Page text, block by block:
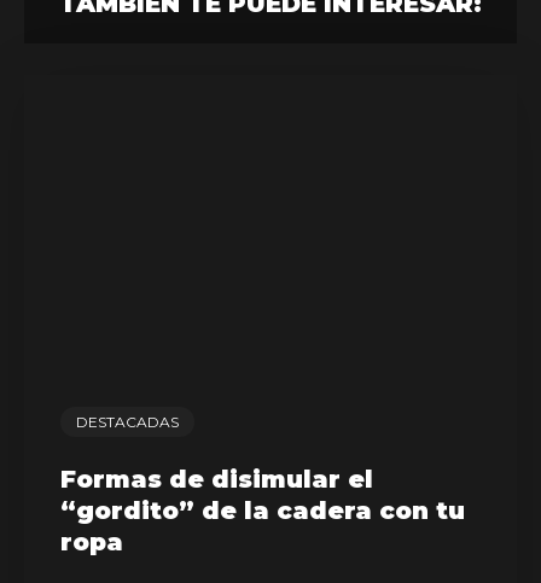
DESTACADAS
Formas de disimular el
“gordito” de la cadera con tu
ropa